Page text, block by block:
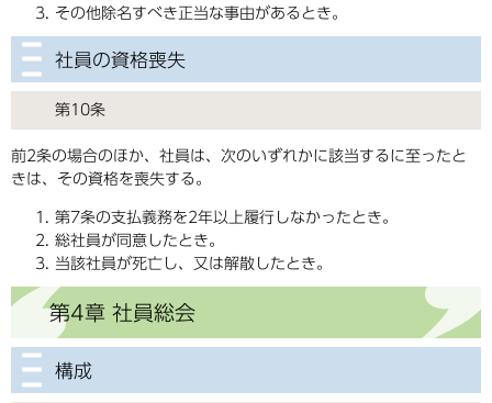
その他除名すべき正当な事由があるとき。
社員の資格喪失
第10条
前2条の場合のほか、社員は、次のいずれかに該当するに至ったと
きは、その資格を喪失する。
第7条の支払義務を2年以上履行しなかったとき。
総社員が同意したとき。
当該社員が死亡し、又は解散したとき。
第4章 社員総会
構成